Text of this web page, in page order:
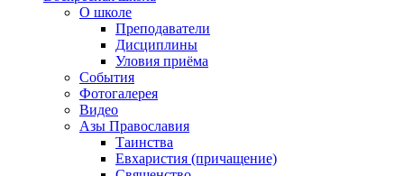
О школе
Преподаватели
Дисциплины
Уловия приёма
События
Фотогалерея
Видео
Азы Православия
Таинства
Евхаристия (причащение)